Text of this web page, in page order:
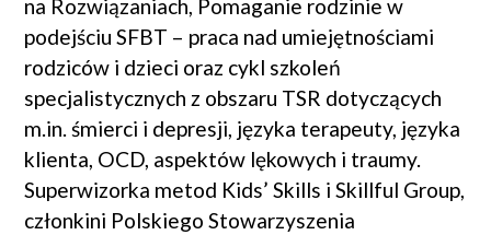
na Rozwiązaniach, Pomaganie rodzinie w
podejściu SFBT – praca nad umiejętnościami
rodziców i dzieci oraz cykl szkoleń
specjalistycznych z obszaru TSR dotyczących
m.in. śmierci i depresji, języka terapeuty, języka
klienta, OCD, aspektów lękowych i traumy.
Superwizorka metod Kids’ Skills i Skillful Group,
członkini Polskiego Stowarzyszenia